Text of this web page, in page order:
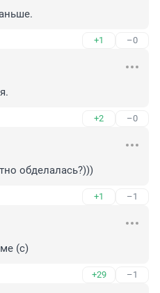
+1 –0
+2 –0
обделалась?)))
+1 –1
(с)
+29 –1